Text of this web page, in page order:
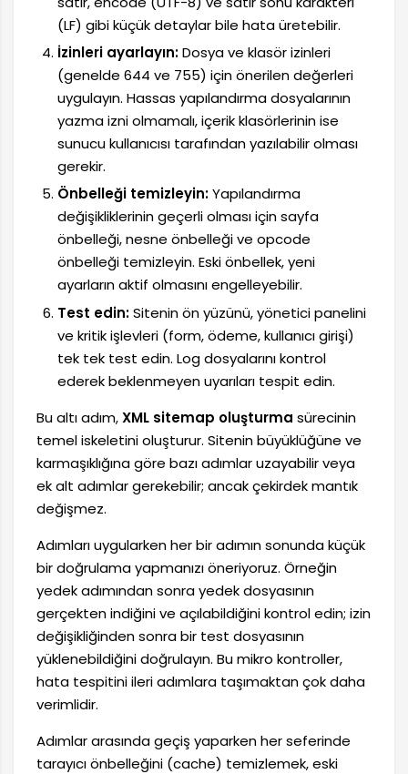
(LF) gibi küçük detaylar bile hata üretebilir.
İzinleri ayarlayın:Dosya ve klasör izinleri
(genelde 644 ve 755) için önerilen değerleri
uygulayın. Hassas yapılandırma dosyalarının
yazma izni olmamalı, içerik klasörlerinin ise
sunucu kullanıcısı tarafından yazılabilir olması
gerekir.
Önbelleği temizleyin:Yapılandırma
değişikliklerinin geçerli olması için sayfa
önbelleği, nesne önbelleği ve opcode
önbelleği temizleyin. Eski önbellek, yeni
ayarların aktif olmasını engelleyebilir.
Test edin:Sitenin ön yüzünü, yönetici panelini
ve kritik işlevleri (form, ödeme, kullanıcı girişi)
tek tek test edin. Log dosyalarını kontrol
ederek beklenmeyen uyarıları tespit edin.
Bu altı adım,XML sitemap oluşturma sürecinin
temel iskeletini oluşturur. Sitenin büyüklüğüne ve
karmaşıklığına göre bazı adımlar uzayabilir veya
ek alt adımlar gerekebilir; ancak çekirdek mantık
değişmez.
Adımları uygularken her bir adımın sonunda küçük
bir doğrulama yapmanızı öneriyoruz. Örneğin
yedek adımından sonra yedek dosyasının
gerçekten indiğini ve açılabildiğini kontrol edin; izin
değişikliğinden sonra bir test dosyasının
yüklenebildiğini doğrulayın. Bu mikro kontroller,
hata tespitini ileri adımlara taşımaktan çok daha
verimlidir.
Adımlar arasında geçiş yaparken her seferinde
tarayıcı önbelleğini (cache) temizlemek, eski